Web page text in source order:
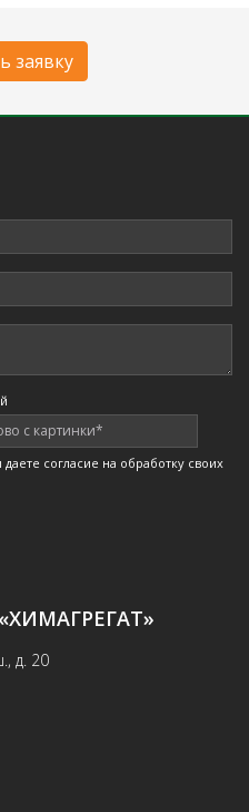
заявку
д. 20
согласие на обработку своих